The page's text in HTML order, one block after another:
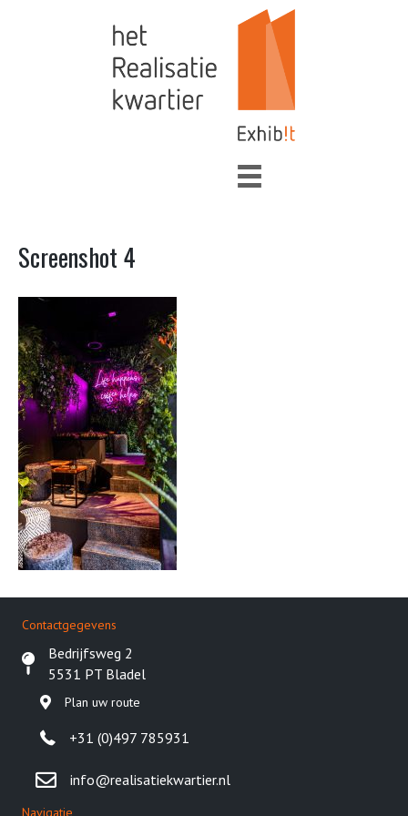
Screenshot 4
Contactgegevens
Bedrijfsweg 2
5531 PT Bladel
Plan uw route
+31 (0)497 785931
info@realisatiekwartier.nl
Navigatie